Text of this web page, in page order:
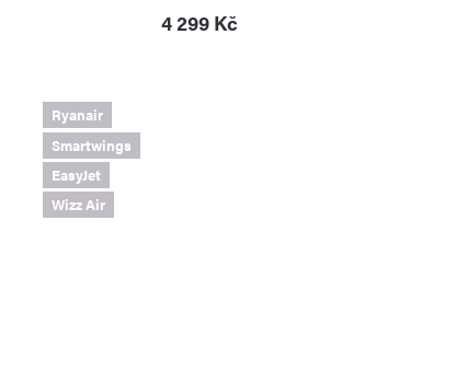
4 299 Kč
Ryanair
Smartwings
EasyJet
Wizz Air